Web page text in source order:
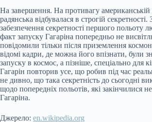
На завершення. На противагу американській
радянська відбувалася в строгій секретності.
забезпечення секретності першого польоту
факт запуску Гагаріна попередньо не
повідомили тільки після приземлення
відомі кадри, де можна його впізнати, були
запуску в космос, а пізніше, спеціально для
Гагарін повторив усе, що робив під час
не дивно, що така секретність до сьогодні
щодо попередніх польотів, які закінчилися
Гагаріна.
Джерело: en.wikipedia.org